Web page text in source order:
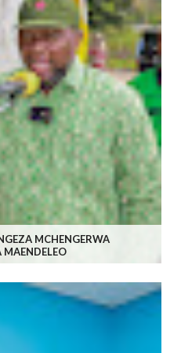
MCHENGERWA
MAENDELEO